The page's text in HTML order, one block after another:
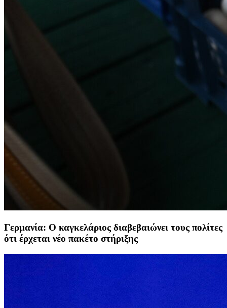
Γερμανία: Ο καγκελάριος διαβεβαιώνει τους πολίτες
ότι έρχεται νέο πακέτο στήριξης